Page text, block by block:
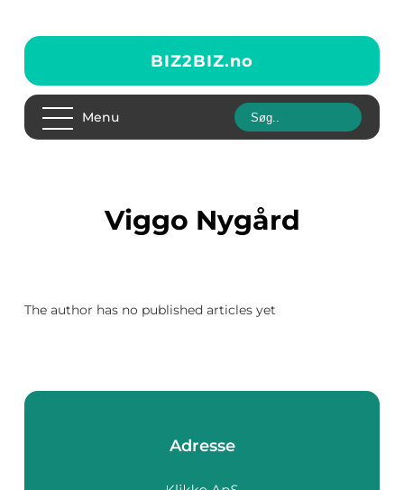
BIZ2BIZ.no
Menu
Viggo Nygård
The author has no published articles yet
Adresse